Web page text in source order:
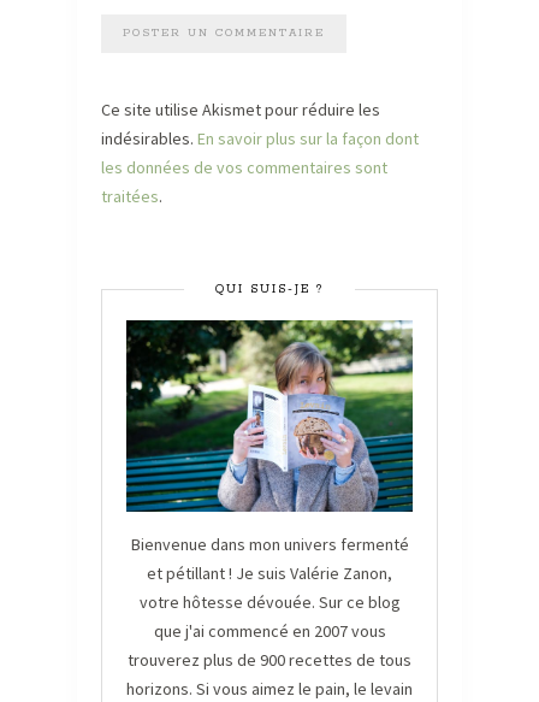
Ce site utilise Akismet pour réduire les
indésirables. En savoir plus sur la façon dont
les données de vos commentaires sont
traitées.
QUI SUIS-JE ?
Bienvenue dans mon univers fermenté
et pétillant ! Je suis Valérie Zanon,
votre hôtesse dévouée. Sur ce blog
que j'ai commencé en 2007 vous
trouverez plus de 900 recettes de tous
horizons. Si vous aimez le pain, le levain